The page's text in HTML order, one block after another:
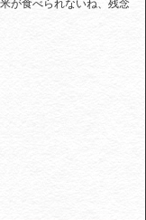
が食べられないね、残念